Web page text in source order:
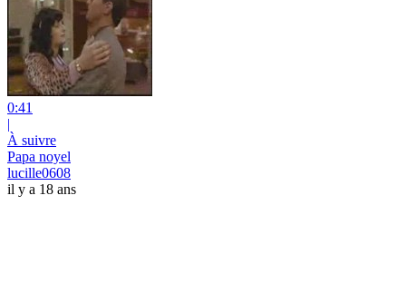
0:41
|
À suivre
Papa noyel
lucille0608
il y a 18 ans